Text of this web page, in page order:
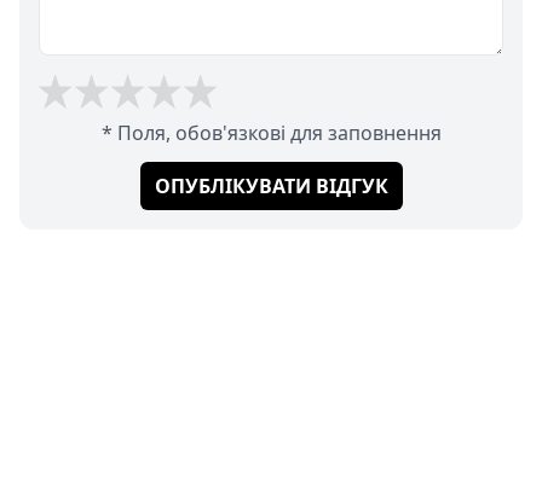
* Поля, обов'язкові для заповнення
ОПУБЛІКУВАТИ ВІДГУК